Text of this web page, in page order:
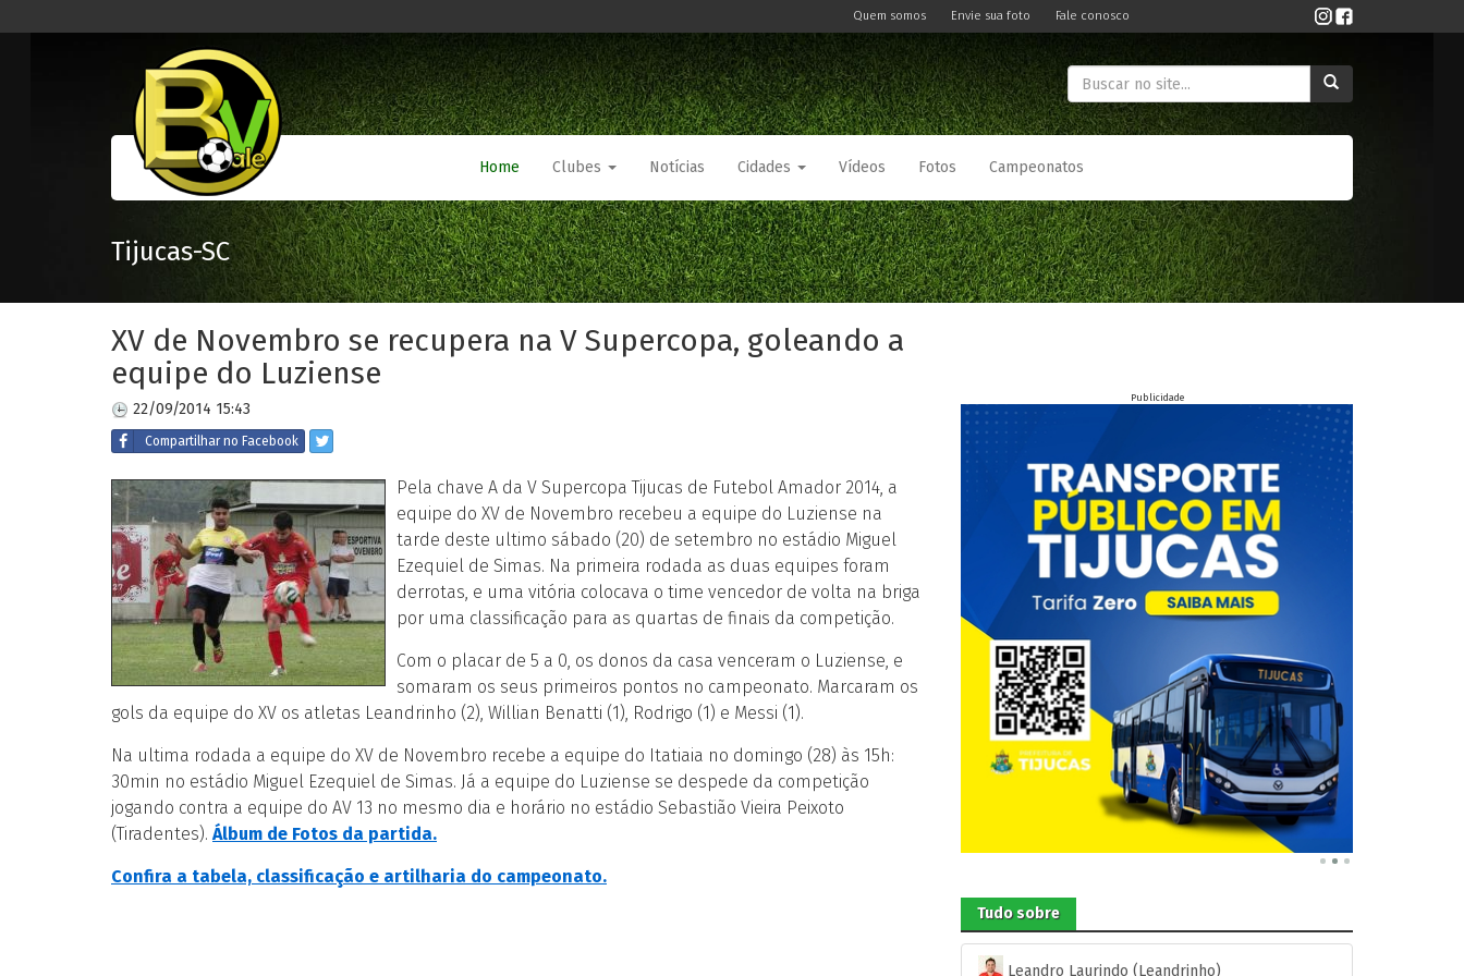
Quem somos Envie sua foto Fale conosco
Home Clubes Notícias Cidades Vídeos Fotos Campeonatos
Tijucas-SC
XV de Novembro se recupera na V Supercopa, goleando a
equipe do Luziense
22/09/2014 15:43
Compartilharno Facebook
Pela chave A da V Supercopa Tijucas de Futebol Amador 2014, a
equipe do XV de Novembro recebeu a equipe do Luziense na
tarde deste ultimo sábado (20) de setembro no estádio Miguel
Ezequiel de Simas. Na primeira rodada as duas equipes foram
derrotas, e uma vitória colocava o time vencedor de volta na briga
por uma classificação para as quartas de finais da competição.
Com o placar de 5 a 0, os donos da casa venceram o Luziense, e
somaram os seus primeiros pontos no campeonato. Marcaram os
gols da equipe do XV os atletas Leandrinho (2), Willian Benatti (1), Rodrigo (1) e Messi (1).
Na ultima rodada a equipe do XV de Novembro recebe a equipe do Itatiaia no domingo (28) às 15h:
30min no estádio Miguel Ezequiel de Simas. Já a equipe do Luziense se despede da competição
jogando contra a equipe do AV 13 no mesmo dia e horário no estádio Sebastião Vieira Peixoto
(Tiradentes). Álbum de Fotos da partida.
Confira a tabela, classificação e artilharia do campeonato.
Publicidade
Tudo sobre
Leandro Laurindo (Leandrinho)